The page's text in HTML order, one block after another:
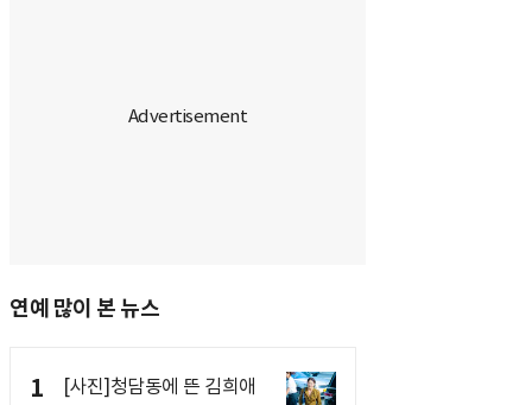
연예 많이 본 뉴스
1 [사진]청담동에 뜬 김희애